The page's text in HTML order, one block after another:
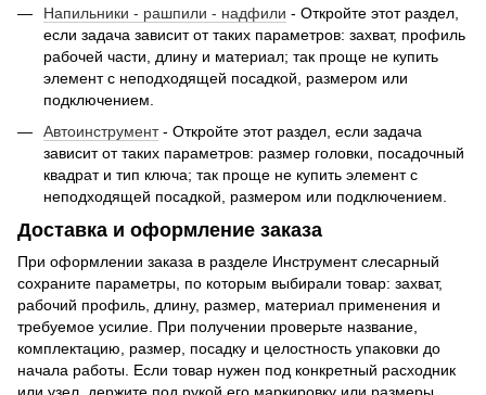
Напильники - рашпили - надфили - Откройте этот раздел,
если задача зависит от таких параметров: захват, профиль
рабочей части, длину и материал; так проще не купить
элемент с неподходящей посадкой, размером или
подключением.
Автоинструмент- Откройте этот раздел, если задача
зависит от таких параметров: размер головки, посадочный
квадрат и тип ключа; так проще не купить элемент с
неподходящей посадкой, размером или подключением.
Доставка и оформление заказа
При оформлении заказа в разделе Инструмент слесарный
сохраните параметры, по которым выбирали товар: захват,
рабочий профиль, длину, размер, материал применения и
требуемое усилие. При получении проверьте название,
комплектацию, размер, посадку и целостность упаковки до
начала работы. Если товар нужен под конкретный расходник